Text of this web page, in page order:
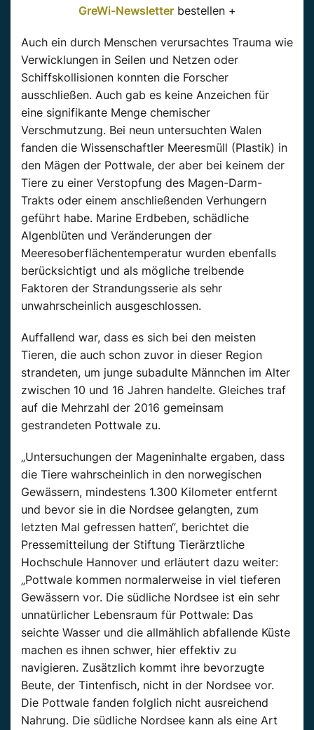
GreWi-Newsletterbestellen +
Auch ein durch Menschen verursachtes Trauma wie
Verwicklungen in Seilen und Netzen oder
Schiffskollisionen konnten die Forscher
ausschließen. Auch gab es keine Anzeichen für
eine signifikante Menge chemischer
Verschmutzung. Bei neun untersuchten Walen
fanden die Wissenschaftler Meeresmüll (Plastik) in
den Mägen der Pottwale, der aber bei keinem der
Tiere zu einer Verstopfung des Magen-Darm-
Trakts oder einem anschließenden Verhungern
geführt habe. Marine Erdbeben, schädliche
Algenblüten und Veränderungen der
Meeresoberflächentemperatur wurden ebenfalls
berücksichtigt und als mögliche treibende
Faktoren der Strandungsserie als sehr
unwahrscheinlich ausgeschlossen.
Auffallend war, dass es sich bei den meisten
Tieren, die auch schon zuvor in dieser Region
strandeten, um junge subadulte Männchen im Alter
zwischen 10 und 16 Jahren handelte. Gleiches traf
auf die Mehrzahl der 2016 gemeinsam
gestrandeten Pottwale zu.
„Untersuchungen der Mageninhalte ergaben, dass
die Tiere wahrscheinlich in den norwegischen
Gewässern, mindestens 1.300 Kilometer entfernt
und bevor sie in die Nordsee gelangten, zum
letzten Mal gefressen hatten“, berichtet die
Pressemitteilung der Stiftung Tierärztliche
Hochschule Hannover und erläutert dazu weiter:
„Pottwale kommen normalerweise in viel tieferen
Gewässern vor. Die südliche Nordsee ist ein sehr
unnatürlicher Lebensraum für Pottwale: Das
seichte Wasser und die allmählich abfallende Küste
machen es ihnen schwer, hier effektiv zu
navigieren. Zusätzlich kommt ihre bevorzugte
Beute, der Tintenfisch, nicht in der Nordsee vor.
Die Pottwale fanden folglich nicht ausreichend
Nahrung. Die südliche Nordsee kann als eine Art